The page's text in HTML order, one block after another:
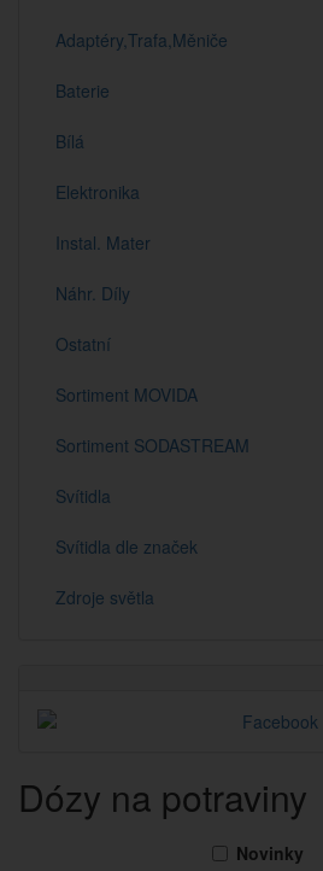
Adaptéry,Trafa,Měniče
Baterie
Bílá
Elektronika
Instal. Mater
Náhr. Díly
Ostatní
Sortiment MOVIDA
Sortiment SODASTREAM
Svítidla
Svítidla dle značek
Zdroje světla
Dózy na potraviny
Novinky